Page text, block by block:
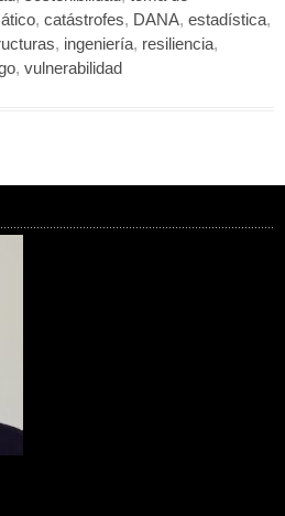
, catástrofes, DANA, estadística,
, ingeniería, resiliencia,
, vulnerabilidad